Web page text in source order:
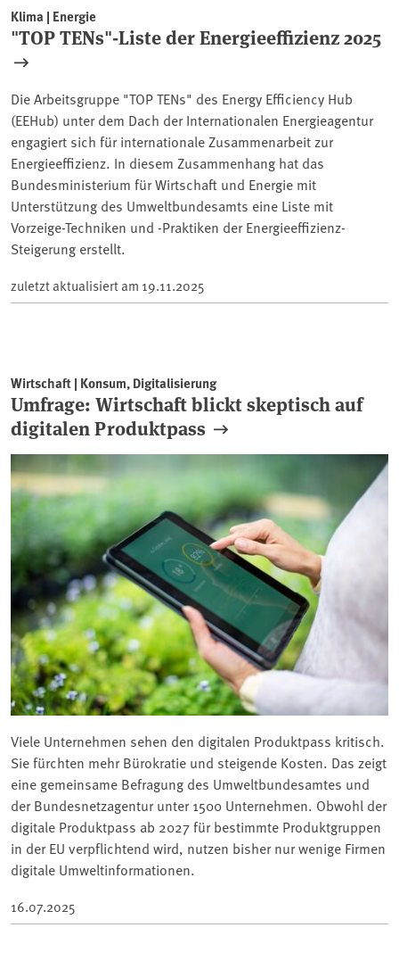
Klima | Energie
"TOP TENs"-Liste der Energieeffizienz 2025
Die Arbeitsgruppe "TOP TENs" des Energy Efficiency Hub
(EEHub) unter dem Dach der Internationalen Energieagentur
engagiert sich für internationale Zusammenarbeit zur
Energieeffizienz. In diesem Zusammenhang hat das
Bundesministerium für Wirtschaft und Energie mit
Unterstützung des Umweltbundesamts eine Liste mit
Vorzeige-Techniken und -Praktiken der Energieeffizienz-
Steigerung erstellt.
zuletzt aktualisiert am 19.11.2025
Wirtschaft | Konsum, Digitalisierung
Umfrage: Wirtschaft blickt skeptisch auf
digitalen Produktpass
Viele Unternehmen sehen den digitalen Produktpass kritisch.
Sie fürchten mehr Bürokratie und steigende Kosten. Das zeigt
eine gemeinsame Befragung des Umweltbundesamtes und
der Bundesnetzagentur unter 1500 Unternehmen. Obwohl der
digitale Produktpass ab 2027 für bestimmte Produktgruppen
in der EU verpflichtend wird, nutzen bisher nur wenige Firmen
digitale Umweltinformationen.
16.07.2025